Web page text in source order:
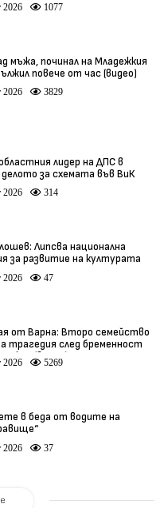
2026 1077
мъжа, починал на Младежкия
повече от час (видео)
2026 3829
лидер на ДПС в
за схемата във ВиК
2026 314
Липсва национална
за развитие на културата
2026 47
от Варна: Второ семейство
трагедия след бременност
(видео)
2026 5269
в беда от водите на
2026 37